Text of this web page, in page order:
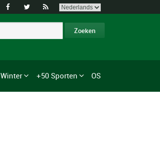
  
Winter +50 Sporten OS